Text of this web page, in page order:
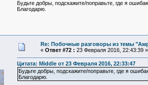
Будьте добры, подскажите/поправьте, где я
Благодарю.
Re: Побочные разговоры из темы
« Ответ #72 : 23 Февраля 2016, 22:43:39 »
Цитата: Middle от 23 Февраля 2016, 22:33:47
Будьте добры, подскажите/поправьте, где я
Благодарю.